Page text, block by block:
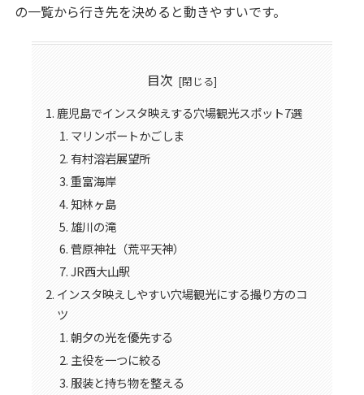
の一覧から行き先を決めると動きやすいです。
目次
鹿児島でインスタ映えする穴場観光スポット7選
マリンポートかごしま
有村溶岩展望所
重富海岸
知林ヶ島
雄川の滝
菅原神社（荒平天神）
JR西大山駅
インスタ映えしやすい穴場観光にする撮り方のコ
ツ
朝夕の光を優先する
主役を一つに絞る
服装と持ち物を整える